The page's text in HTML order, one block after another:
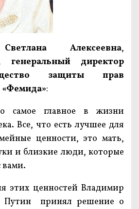
Алексеевна,
генеральный директор
защиты прав
«Фемида»:
самое главное в жизни
Все, что есть лучшее для
ценности, это мать,
и близкие люди, которые
вами.
этих ценностей Владимир
Путин принял решение о